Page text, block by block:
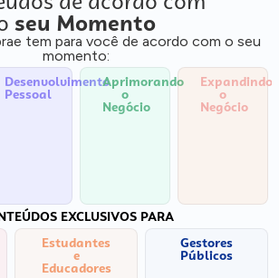
seu Momento
tem para você de acordo com o seu
momento:
Desenvolvimento
Pessoal
Aprimorando
o
Negócio
Expandindo
o
Negócio
EXCLUSIVOS PARA
Estudantes
e
Educadores
Gestores
Públicos